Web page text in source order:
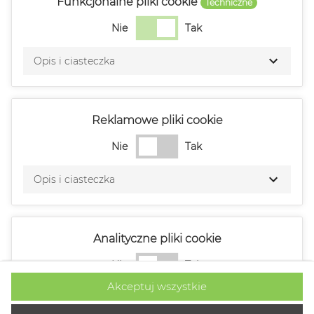
Techniczne
Nie Tak
Opis i ciasteczka
Reklamowe pliki cookie
Nie Tak
Opis i ciasteczka
Analityczne pliki cookie
Nie Tak
Opis i ciasteczka
Akceptuj wszystkie